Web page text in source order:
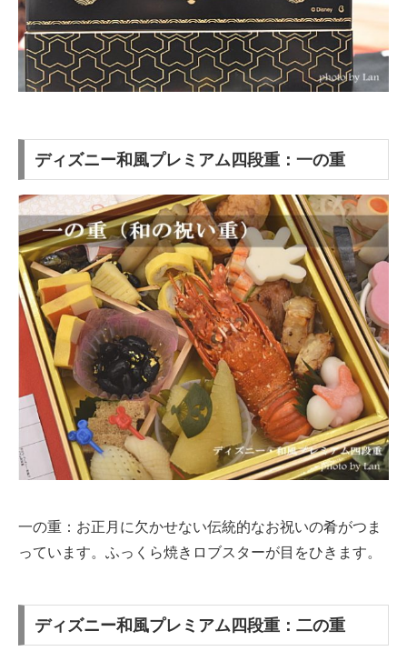
ディズニー和風プレミアム四段重：一の重
一の重：お正月に欠かせない伝統的なお祝いの肴がつま
っています。ふっくら焼きロブスターが目をひきます。
ディズニー和風プレミアム四段重：二の重